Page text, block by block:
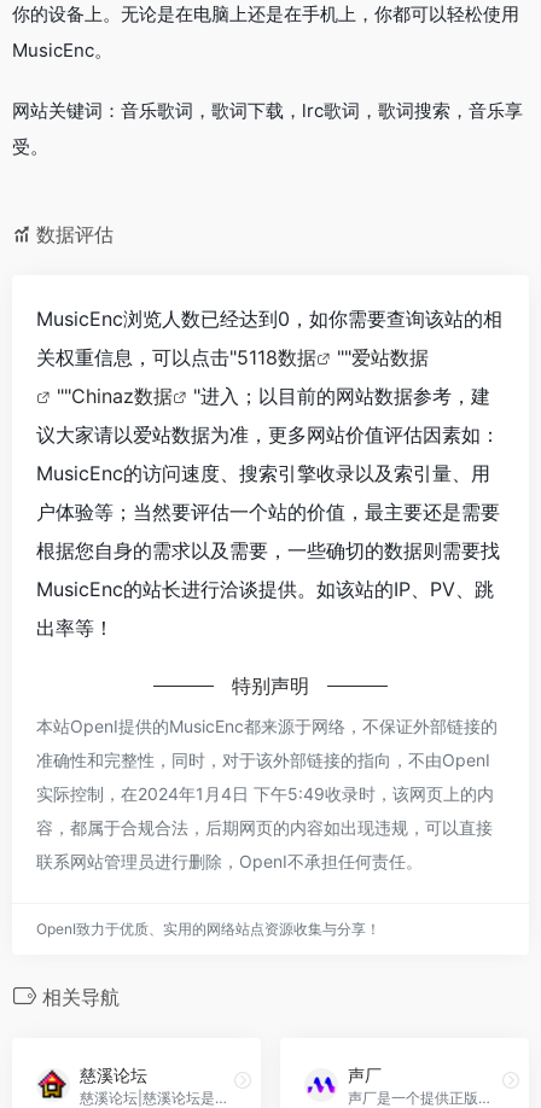
你的设备上。无论是在电脑上还是在手机上，你都可以轻松使用
MusicEnc。
网站关键词：音乐歌词，歌词下载，lrc歌词，歌词搜索，音乐享
受。
数据评估
MusicEnc浏览人数已经达到0，如你需要查询该站的相
关权重信息，可以点击"5118数据 ""爱站数据
""Chinaz数据
"进入；以目前的网站数据参考，建
议大家请以爱站数据为准，更多网站价值评估因素如：
MusicEnc的访问速度、搜索引擎收录以及索引量、用
户体验等；当然要评估一个站的价值，最主要还是需要
根据您自身的需求以及需要，一些确切的数据则需要找
MusicEnc的站长进行洽谈提供。如该站的IP、PV、跳
出率等！
特别声明
本站OpenI提供的MusicEnc都来源于网络，不保证外部链接的
准确性和完整性，同时，对于该外部链接的指向，不由OpenI
实际控制，在2024年1月4日 下午5:49收录时，该网页上的内
容，都属于合规合法，后期网页的内容如出现违规，可以直接
联系网站管理员进行删除，OpenI不承担任何责任。
OpenI致力于优质、实用的网络站点资源收集与分享！
相关导航
慈溪论坛
慈溪论坛|慈溪论坛是一个集娱乐、交易、技术交流为一体的论坛，覆盖慈溪浒山周巷观海卫论坛！...，慈溪论坛官网入口网址
声厂
声厂是一个提供正版音乐素材和工具的版权交易平台，拥有丰富的曲库和高性价比。